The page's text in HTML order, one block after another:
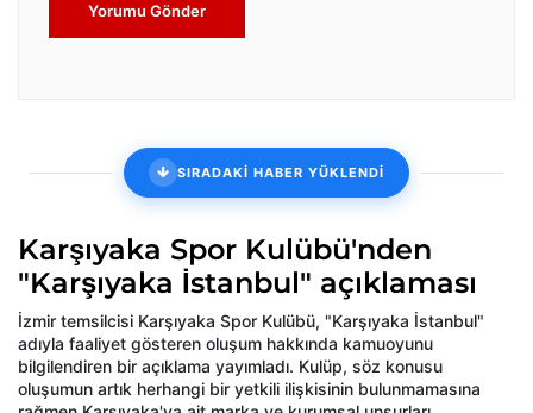
Yorumu Gönder
SIRADAKİ HABER YÜKLENDİ
Karşıyaka Spor Kulübü'nden
"Karşıyaka İstanbul" açıklaması
İzmir temsilcisi Karşıyaka Spor Kulübü, "Karşıyaka İstanbul"
adıyla faaliyet gösteren oluşum hakkında kamuoyunu
bilgilendiren bir açıklama yayımladı. Kulüp, söz konusu
oluşumun artık herhangi bir yetkili ilişkisinin bulunmamasına